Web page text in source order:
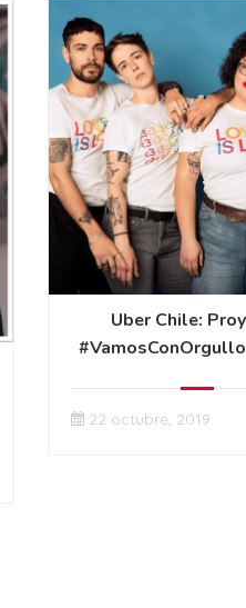
Uber Chile:
22 octubre, 2019